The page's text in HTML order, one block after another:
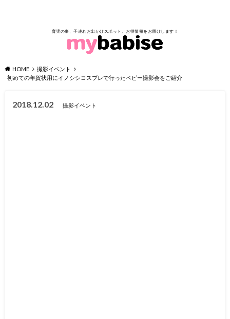
育児の事、子連れお出かけスポット、お得情報をお届けします！
HOME
撮影イベント
初めての年賀状用にイノシシコスプレで行ったベビー撮影会をご紹介
2018.12.02 撮影イベント